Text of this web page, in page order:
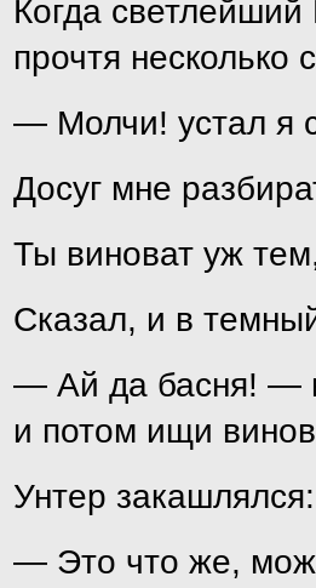
Когда
прочтя несколько
— Молчи! устал я
Досуг мне
Ты виноват уж
Сказал, и в
— Ай да басня! —
и потом ищи
Унтер закашлялся:
— Это что же,